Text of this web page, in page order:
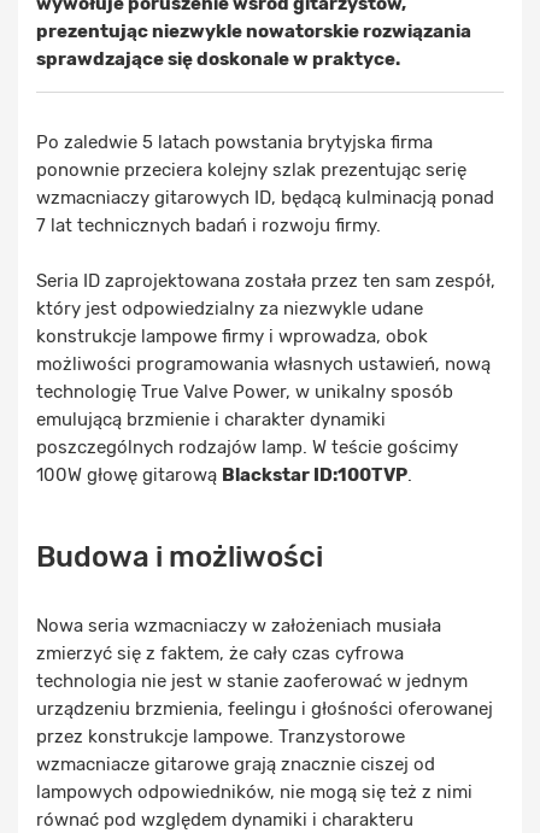
prezentując niezwykle nowatorskie rozwiązania
sprawdzające się doskonale w praktyce.
Po zaledwie 5 latach powstania brytyjska firma
ponownie przeciera kolejny szlak prezentując serię
wzmacniaczy gitarowych ID, będącą kulminacją ponad
7 lat technicznych badań i rozwoju firmy.
Seria ID zaprojektowana została przez ten sam zespół,
który jest odpowiedzialny za niezwykle udane
konstrukcje lampowe firmy i wprowadza, obok
możliwości programowania własnych ustawień, nową
technologię True Valve Power, w unikalny sposób
emulującą brzmienie i charakter dynamiki
poszczególnych rodzajów lamp. W teście gościmy
100W głowę gitarową Blackstar ID:100TVP.
Budowa i możliwości
Nowa seria wzmacniaczy w założeniach musiała
zmierzyć się z faktem, że cały czas cyfrowa
technologia nie jest w stanie zaoferować w jednym
urządzeniu brzmienia, feelingu i głośności oferowanej
przez konstrukcje lampowe. Tranzystorowe
wzmacniacze gitarowe grają znacznie ciszej od
lampowych odpowiedników, nie mogą się też z nimi
równać pod względem dynamiki i charakteru